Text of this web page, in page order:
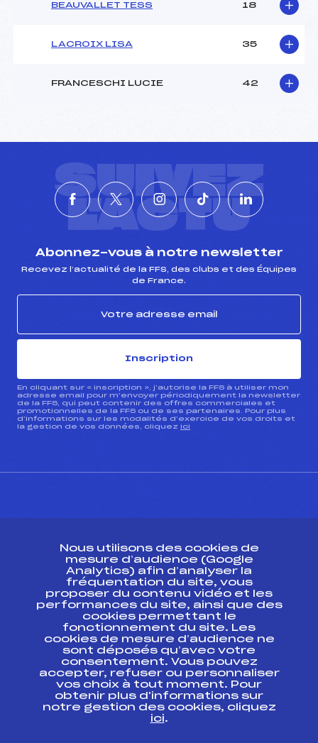
BEAUVALLET TESS 18
LACROIX LISA 35
FRANCESCHI LUCIE 42
SUIVEZ
L'ACTU
Abonnez-vous à notre newsletter
Recevez l’actualité de la FFS, des clubs et des Équipes
de France.
Inscription
En cliquant sur « inscription », j’autorise la FFS à utiliser mon
adresse email pour m’envoyer périodiquement la newsletter
de la FFS, qui peut contenir des offres commerciales et
promotionnelles de la FFS ou de ses partenaires. Pour plus
d’informations sur les modalités d’exercice de vos droits et
la gestion de vos données, cliquez ici
Ressources
Pass’Neige
Projet sportif fédéral
Projet de performance fédéral
Antidopage
Pôle Développement, Formation, Suivi
Scientifique
Listes ministérielles
Pôle vie de l’athlète
Enseignement professionnel
Nous utilisons des cookies de
mesure d’audience (Google
Analytics) afin d’analyser la
fréquentation du site, vous
proposer du contenu vidéo et les
performances du site, ainsi que des
cookies permettant le
fonctionnement du site. Les
cookies de mesure d’audience ne
sont déposés qu’avec votre
consentement. Vous pouvez
accepter, refuser ou personnaliser
vos choix à tout moment. Pour
obtenir plus d'informations sur
notre gestion des cookies, cliquez
ici.